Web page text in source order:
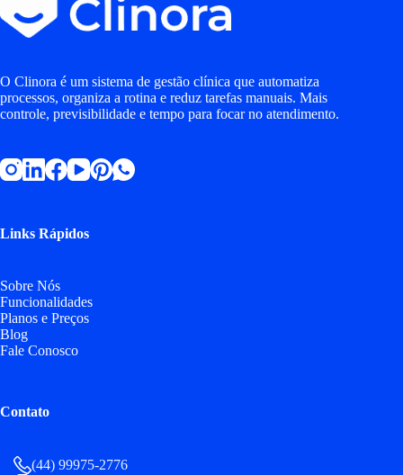
O Clinora é um sistema de gestão clínica que automatiza
processos, organiza a rotina e reduz tarefas manuais. Mais
controle, previsibilidade e tempo para focar no atendimento.
Links Rápidos
Sobre Nós
Funcionalidades
Planos e Preços
Blog
Fale Conosco
Contato
(44) 99975-2776